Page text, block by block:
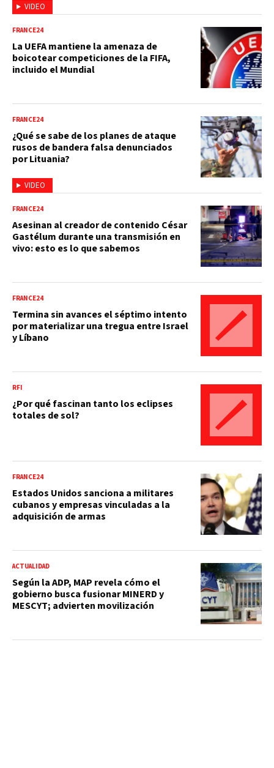
VIDEO
FRANCE24
La UEFA mantiene la amenaza de
boicotear competiciones de la FIFA,
incluido el Mundial
VIDEO
FRANCE24
¿Qué se sabe de los planes de ataque
rusos de bandera falsa denunciados
por Lituania?
FRANCE24
Asesinan al creador de contenido César
Gastélum durante una transmisión en
vivo: esto es lo que sabemos
FRANCE24
Termina sin avances el séptimo intento
por materializar una tregua entre Israel
y Líbano
RFI
¿Por qué fascinan tanto los eclipses
totales de sol?
FRANCE24
Estados Unidos sanciona a militares
cubanos y empresas vinculadas a la
adquisición de armas
ACTUALIDAD
Según la ADP, MAP revela cómo el
gobierno busca fusionar MINERD y
MESCYT; advierten movilización